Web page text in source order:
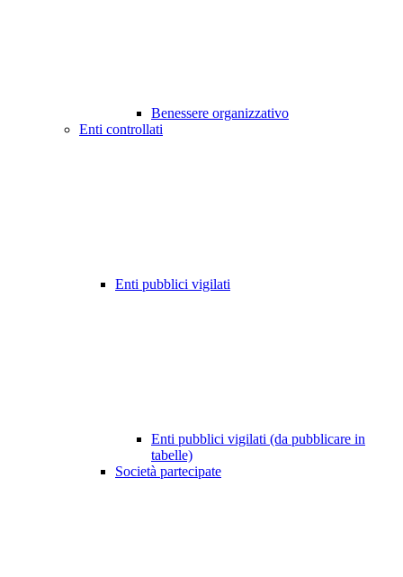
Benessere organizzativo
Enti controllati
Enti pubblici vigilati
Enti pubblici vigilati (da pubblicare in
tabelle)
Società partecipate